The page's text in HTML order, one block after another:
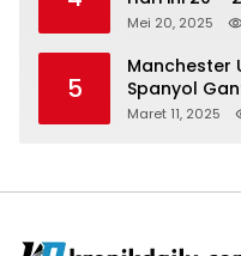
vs
Mei 20, 2025
5
Manchester
Spanyol
Maret 11, 2025